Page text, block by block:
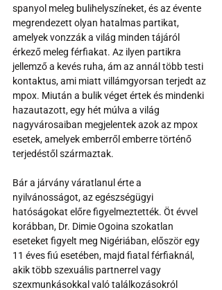
spanyol meleg bulihelyszíneket, és az évente
megrendezett olyan hatalmas partikat,
amelyek vonzzák a világ minden tájáról
érkező meleg férfiakat. Az ilyen partikra
jellemző a kevés ruha, ám az annál több testi
kontaktus, ami miatt villámgyorsan terjedt az
mpox. Miután a bulik véget értek és mindenki
hazautazott, egy hét múlva a világ
nagyvárosaiban megjelentek azok az mpox
esetek, amelyek emberről emberre történő
terjedéstől származtak.
Bár a járvány váratlanul érte a
nyilvánosságot, az egészségügyi
hatóságokat előre figyelmeztették. Öt évvel
korábban, Dr. Dimie Ogoina szokatlan
eseteket figyelt meg Nigériában, először egy
11 éves fiú esetében, majd fiatal férfiaknál,
akik több szexuális partnerrel vagy
szexmunkásokkal való találkozásokról